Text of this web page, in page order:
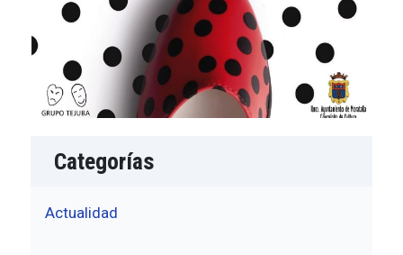
Categorías
Actualidad